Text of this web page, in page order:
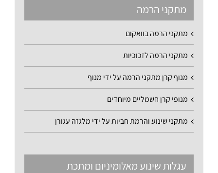
מתקני הרמה
מתקני הרמה בוואקום
מתקני הרמה לזכוכיות
מנוף קרן מתקני הרמה על ידי מנוף
מנופי קרן חשמליים מיוחדים
מתקני שינוע והרמת חביות על ידי מלגזה עגורן
עגלות שינוע מאלומיניום ומתכת